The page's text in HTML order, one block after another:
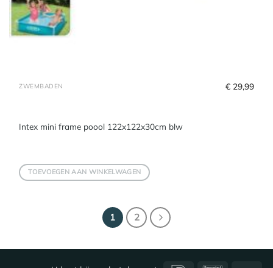
ZWEMBADEN
Intex mini frame poool 122x122x30cm blw
€ 29,99
TOEVOEGEN AAN WINKELWAGEN
1 2